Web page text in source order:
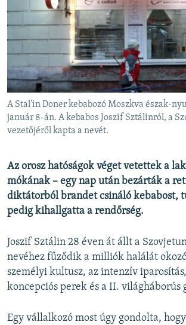
EURÓPAI UNIÓ
VILÁG
KLÍMAVÁLTOZÁS
A MÚLT TANULSÁGAI
KÖVESSEN MINKET!
Valamennyi RFE/RL weboldal
A Stal'in Doner kebabozó Moszkva észak-
január 8-án. A kebabos Joszif Sztálinról, a
vezetőjéről kapta a nevét.
Az orosz hatóságok véget vetettek a
mókának – egy nap után bezárták a
diktátorból brandet csináló kebabost,
pedig kihallgatta a rendőrség.
Joszif Sztálin 28 éven át állt a
nevéhez fűződik a milliók halálát
személyi kultusz, az intenzív
koncepciós perek és a II. világháborús
Egy vállalkozó most úgy gondolta,